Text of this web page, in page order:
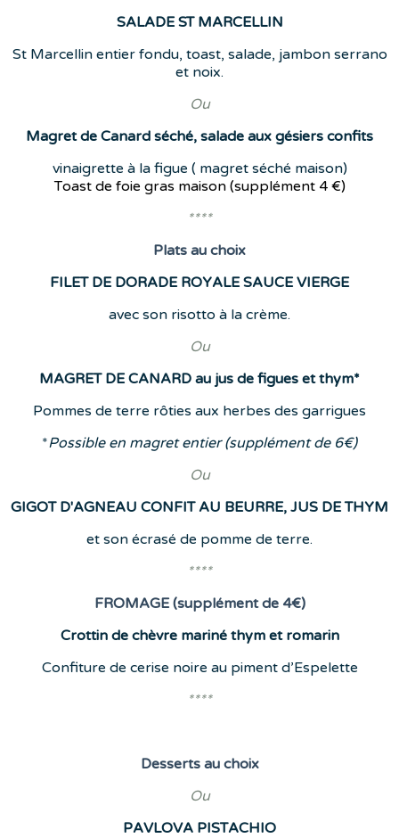
SALADE ST MARCELLIN
St Marcellin entier fondu, toast, salade, jambon serrano
et noix.
Ou
Magret de Canard séché, salade aux gésiers confits
vinaigrette à la figue ( magret séché maison)
Toast de foie gras maison (supplément 4 €)
****
Plats au choix
FILET DE DORADE ROYALE SAUCE VIERGE
avec son risotto à la crème.
Ou
MAGRET DE CANARD au jus de figues et thym*
Pommes de terre rôties aux herbes des garrigues
*Possible en magret entier (supplément de 6€)
Ou
GIGOT D'AGNEAU CONFIT AU BEURRE, JUS DE THYM
et son écrasé de pomme de terre.
****
FROMAGE (supplément de 4€)
Crottin de chèvre mariné thym et romarin
Confiture de cerise noire au piment d’Espelette
****
Desserts au choix
Ou
PAVLOVA PISTACHIO